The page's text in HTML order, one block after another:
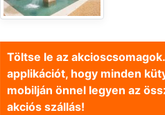
Töltse le az
applikációt, hogy minden
mobilján önnel legyen az
akciós szállás!